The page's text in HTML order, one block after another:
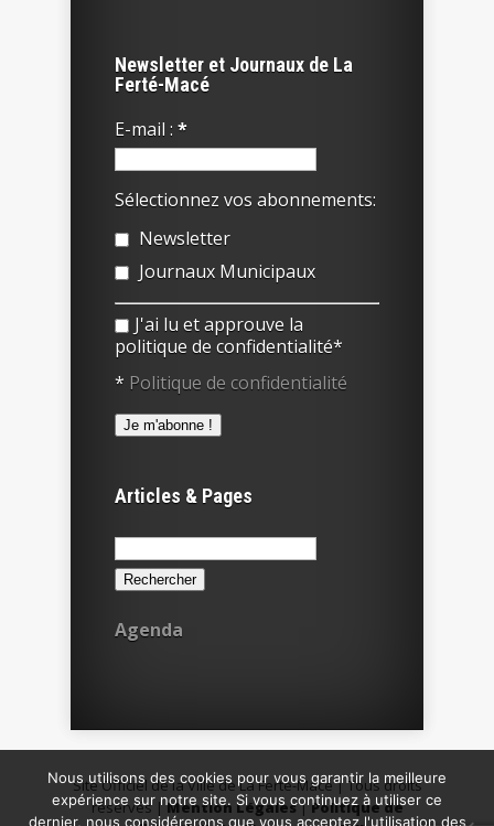
Newsletter et Journaux de La
Ferté-Macé
E-mail : *
Sélectionnez vos abonnements:
Newsletter
Journaux Municipaux
J'ai lu et approuve la
politique de confidentialité*
* Politique de confidentialité
Articles & Pages
Rechercher :
Agenda
Site Officiel de la Ville de La Ferté-Macé | Tous droits
réservés |Mention Légales|Politique de
Nous utilisons des cookies pour vous garantir la meilleure
expérience sur notre site. Si vous continuez à utiliser ce
dernier, nous considérerons que vous acceptez l'utilisation des